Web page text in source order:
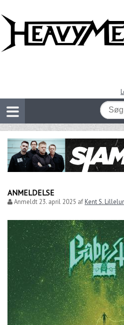
ANMELDELSE
Anmeldt 23. april 2025 afKent S.